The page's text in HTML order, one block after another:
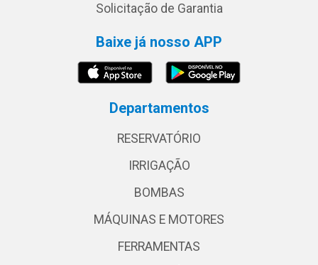
Solicitação de Garantia
Baixe já nosso APP
Departamentos
RESERVATÓRIO
IRRIGAÇÃO
BOMBAS
MÁQUINAS E MOTORES
FERRAMENTAS